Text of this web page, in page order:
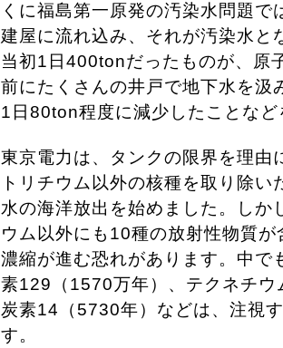
くに福島第一原発の汚染水問題で
建屋に流れ込み、それが汚染水と
当初1日400tonだったものが、原
前にたくさんの井戸で地下水を汲
1日80ton程度に減少したことな
東京電力は、タンクの限界を理由
トリチウム以外の核種を取り除
水の海洋放出を始めました。しか
ウム以外にも10種の放射性物質
濃縮が進む恐れがあります。中で
素129（1570万年）、テクネチ
炭素14（5730年）などは、注視
す。